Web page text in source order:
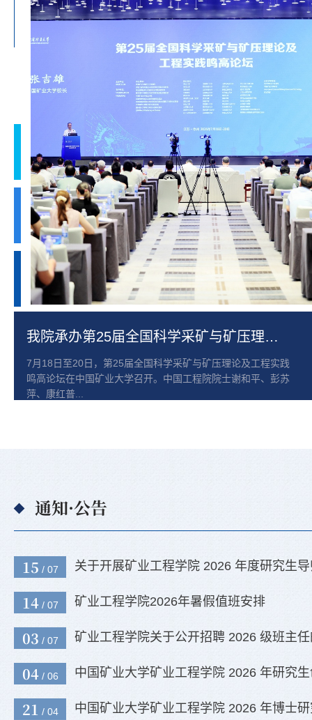
矿业工程学院2项成果获2025年度国家科学技术奖
7月8日，2025年度国家科学技术奖揭晓。矿业工程学院2项科
研成果获奖，在国家科学技术奖再次取得突破。由中国矿业大
学为第一完...
我院承办第25届全国科学采矿与矿压理论及工程实践鸣高论坛
7月18日至20日，第25届全国科学采矿与矿压理论及工程实践
鸣高论坛在中国矿业大学召开。中国工程院院士谢和平、彭苏
萍、康红普...
我院承办的教育部首批学科突破先导项目工作推进会顺利召开
7月18日至19日，我校牵头承担的教育部首批学科突破先导项
目工作推进会在徐州顺利召开，会议由矿业工程学院和前沿交
叉研究院联...
通知·公告
15 / 07 关于开展矿业工程学院 2026 年度研究生导师遴
14/ 07 矿业工程学院2026年暑假值班安排
03 / 07 矿业工程学院关于公开招聘 2026 级班主
04/ 06 中国矿业大学矿业工程学院 2026 年研究生创新计划项
21 / 04 中国矿业大学矿业工程学院 2026 年博士研究生复试录取工作